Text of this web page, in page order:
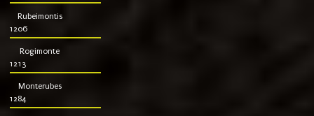
Rubeimontis
1206
Rogimonte
1213
Monterubes
1284